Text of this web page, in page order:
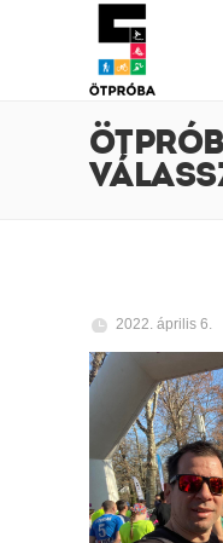
2022. április 6.